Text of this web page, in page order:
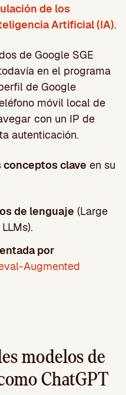
de los
Artificial (IA).
de Google SGE
en el programa
de Google
móvil local de
con un IP de
autenticación.
conceptos clave en su
de lenguaje (Large
por
Augmented
modelos de
ChatGPT